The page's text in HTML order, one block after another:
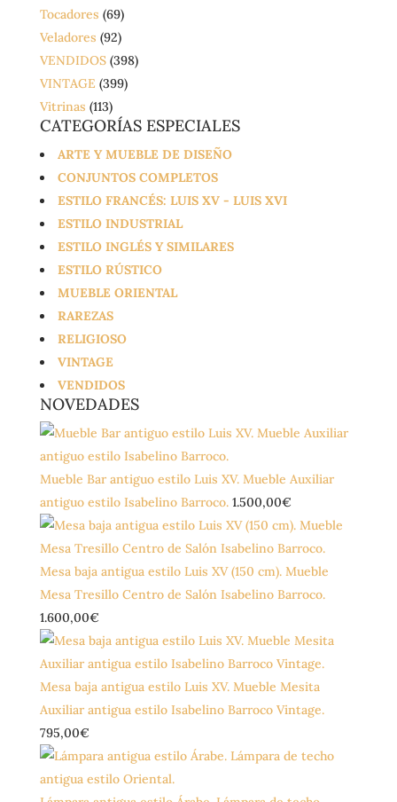
Tocadores (69)
Veladores (92)
VENDIDOS (398)
VINTAGE (399)
Vitrinas (113)
CATEGORÍAS ESPECIALES
ARTE Y MUEBLE DE DISEÑO
CONJUNTOS COMPLETOS
ESTILO FRANCÉS: LUIS XV - LUIS XVI
ESTILO INDUSTRIAL
ESTILO INGLÉS Y SIMILARES
ESTILO RÚSTICO
MUEBLE ORIENTAL
RAREZAS
RELIGIOSO
VINTAGE
VENDIDOS
NOVEDADES
Mueble Bar antiguo estilo Luis XV. Mueble Auxiliar
antiguo estilo Isabelino Barroco. 1.500,00€
Mesa baja antigua estilo Luis XV (150 cm). Mueble
Mesa Tresillo Centro de Salón Isabelino Barroco.
1.600,00€
Mesa baja antigua estilo Luis XV. Mueble Mesita
Auxiliar antigua estilo Isabelino Barroco Vintage.
795,00€